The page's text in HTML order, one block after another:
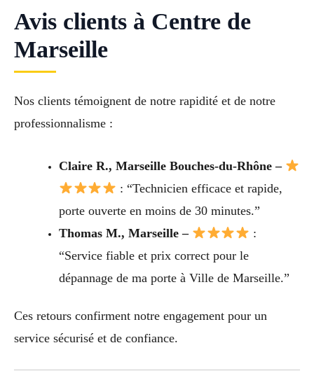
Avis clients à Centre de
Marseille
Nos clients témoignent de notre rapidité et de notre
professionnalisme :
Claire R., Marseille Bouches-du-Rhône –
: “Technicien efficace et rapide,
porte ouverte en moins de 30 minutes.”
Thomas M., Marseille –
:
“Service fiable et prix correct pour le
dépannage de ma porte à Ville de Marseille.”
Ces retours confirment notre engagement pour un
service sécurisé et de confiance.